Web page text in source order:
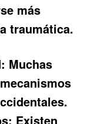
más
traumática.
Muchas
Existen